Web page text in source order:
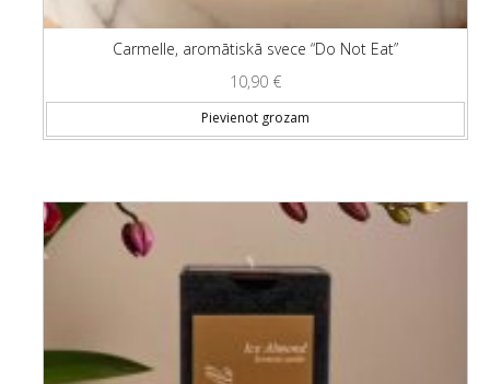
Carmelle, aromātiskā svece “Do Not Eat”
10,90 €
Pievienot grozam